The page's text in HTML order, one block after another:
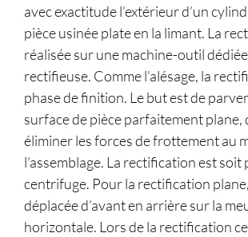
avec exactitude l’extérieur d’un
pièce usinée plate en la limant. La
réalisée sur une machine-outil
rectifieuse. Comme l’alésage, la
phase de finition. Le but est de
surface de pièce parfaitement plane,
éliminer les forces de frottement au
l’assemblage. La rectification est soit
centrifuge. Pour la rectification
déplacée d’avant en arrière sur la
horizontale. Lors de la rectification